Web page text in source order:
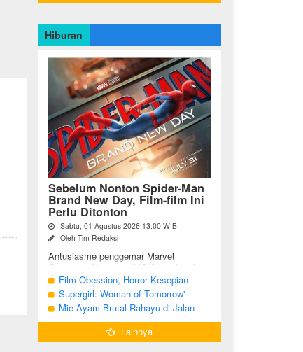
Hiburan
Sebelum Nonton Spider-Man
Brand New Day, Film-film Ini
Perlu Ditonton
Sabtu, 01 Agustus 2026 13:00 WIB
Oleh Tim Redaksi
Antusiasme penggemar Marvel
Cinematic Universe (MCU) kini kembali
meningkat seiring tayangnya
petualangan terbaru Spider-Man Brand
New Day. Bagi penggemar garis ...
Film Obession, Horror Kesepian
Generasi Saat Ini
Supergirl: Woman of Tomorrow' –
Potensi yang Terperangkap dalam
Narasi Generik
Mie Ayam Brutal Rahayu di Jalan
Pemuda Bojonegoro, Kuliner dengan
Banyak Pilihan Menu
Lainnya